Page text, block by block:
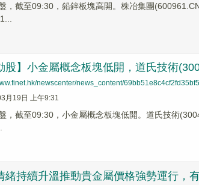
，截至09:30，鉛鋅板塊高開。株冶集團
股】小金屬概念板塊低開，道氏技術
newscenter/news_content/
月19日 上午9:31
，截至09:30，小金屬概念板塊低開。道氏技術
緒持續升溫推動貴金屬價格強勢運行，